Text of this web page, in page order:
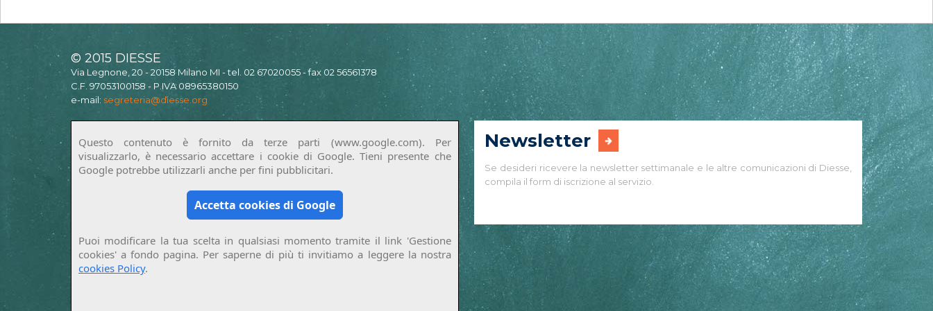
© 2015 DIESSE
Via Legnone, 20 - 20158 Milano MI - tel. 02 67020055 - fax 02 56561378
C.F. 97053100158 - P.IVA 08965380150
e-mail: segreteria@diesse.org
Questo contenuto è fornito da terze parti (www.google.com). Per
visualizzarlo, è necessario accettare i cookie di Google. Tieni presente che
Google potrebbe utilizzarli anche per fini pubblicitari.
Accetta cookies di Google
Puoi modificare la tua scelta in qualsiasi momento tramite il link 'Gestione
cookies' a fondo pagina. Per saperne di più ti invitiamo a leggere la nostra
cookies Policy.
Newsletter
Se desideri ricevere la newsletter settimanale e le altre comunicazioni di Diesse,
compila il form di iscrizione al servizio.